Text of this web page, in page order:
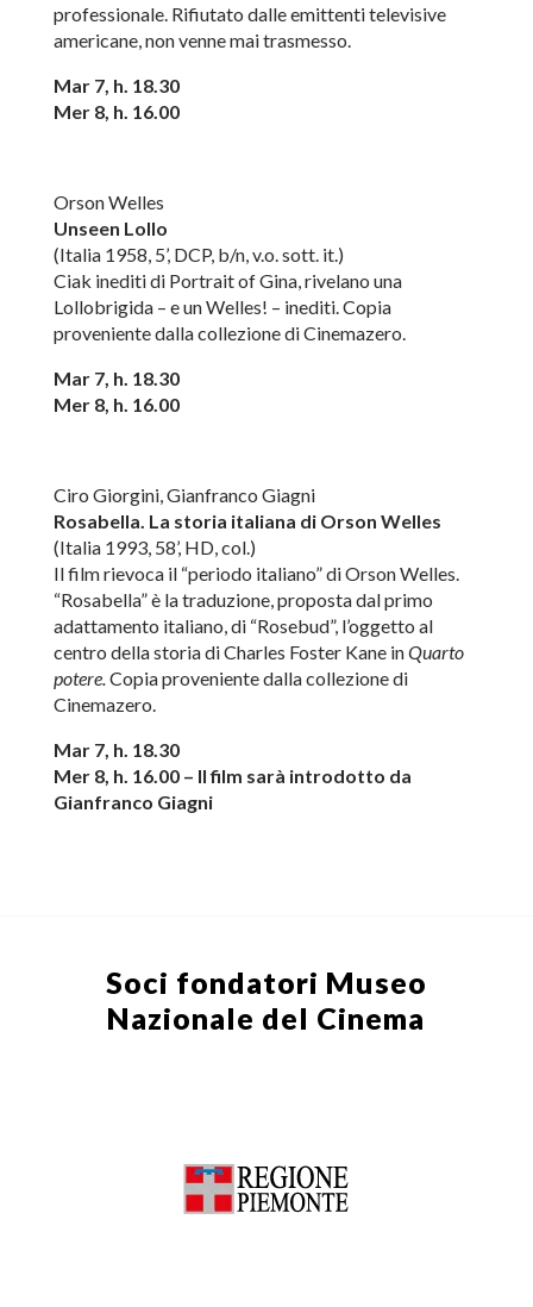
professionale. Rifiutato dalle emittenti televisive
americane, non venne mai trasmesso.
Mar 7, h. 18.30
Mer 8, h. 16.00
Orson Welles
Unseen Lollo
(Italia 1958, 5’, DCP, b/n, v.o. sott. it.)
Ciak inediti di Portrait of Gina, rivelano una
Lollobrigida – e un Welles! – inediti. Copia
proveniente dalla collezione di Cinemazero.
Mar 7, h. 18.30
Mer 8, h. 16.00
Ciro Giorgini, Gianfranco Giagni
Rosabella. La storia italiana di Orson Welles
(Italia 1993, 58’, HD, col.)
Il film rievoca il “periodo italiano” di Orson Welles.
“Rosabella” è la traduzione, proposta dal primo
adattamento italiano, di “Rosebud”, l’oggetto al
centro della storia di Charles Foster Kane inQuarto
potere.Copia proveniente dalla collezione di
Cinemazero.
Mar 7, h. 18.30
Mer 8, h. 16.00 – Il film sarà introdotto da
Gianfranco Giagni
Soci fondatori Museo
Nazionale del Cinema